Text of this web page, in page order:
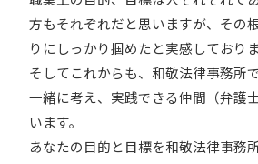
方もそれぞれだと思いますが、その
りにしっかり掴めたと実感しておりま
そしてこれからも、和敬法律事務所
一緒に考え、実践できる仲間（弁護
います。
あなたの目的と目標を和敬法律事務